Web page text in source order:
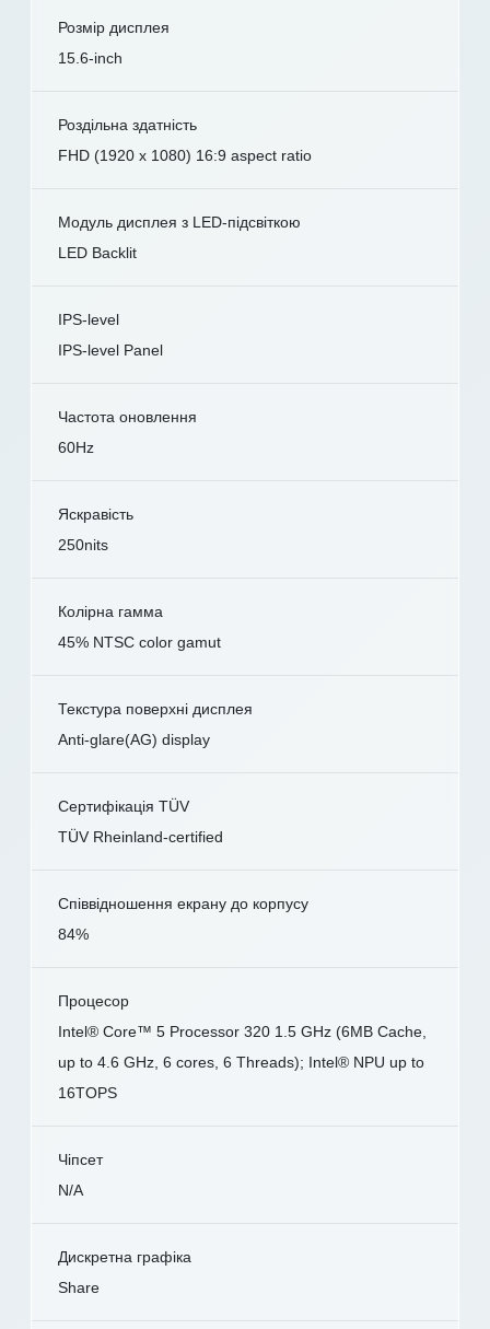
Розмір дисплея
15.6-inch
Роздільна здатність
FHD (1920 x 1080) 16:9 aspect ratio
Модуль дисплея з LED-підсвіткою
LED Backlit
IPS-level
IPS-level Panel
Частота оновлення
60Hz
Яскравість
250nits
Колірна гамма
45% NTSC color gamut
Текстура поверхні дисплея
Anti-glare(AG) display
Сертифікація TÜV
TÜV Rheinland-certified
Співвідношення екрану до корпусу
84%
Процесор
Intel® Core™ 5 Processor 320 1.5 GHz (6MB Cache,
up to 4.6 GHz, 6 cores, 6 Threads); Intel® NPU up to
16TOPS
Чіпсет
N/A
Дискретна графіка
Share